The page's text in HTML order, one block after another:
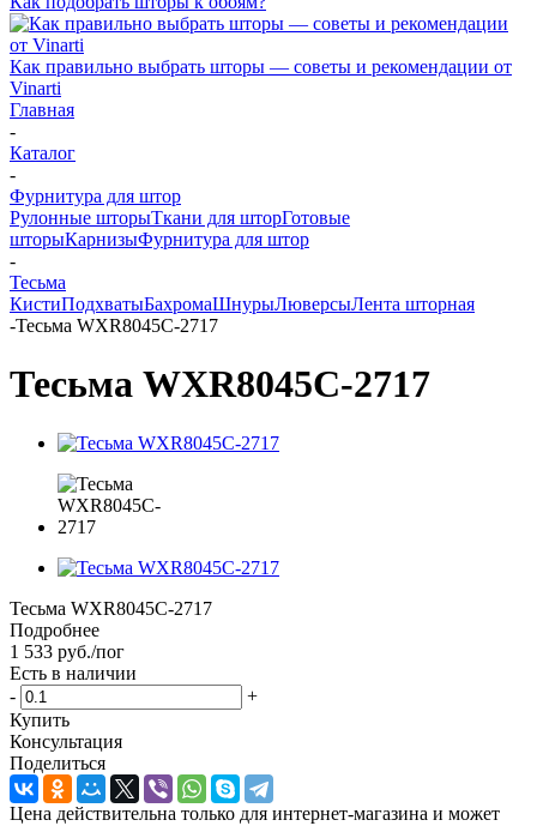
Как правильно выбрать шторы — советы и рекомендации от
Vinarti
Главная
-
Каталог
-
Фурнитура для штор
Рулонные шторыТкани для шторГотовые
шторыКарнизыФурнитура для штор
-
Тесьма
КистиПодхватыБахромаШнурыЛюверсыЛента шторная
-Тесьма WXR8045C-2717
Тесьма WXR8045C-2717
Тесьма WXR8045C-2717
Подробнее
1 533 руб./пог
Есть в наличии
-
+
Купить
Консультация
Поделиться
Цена действительна только для интернет-магазина и может